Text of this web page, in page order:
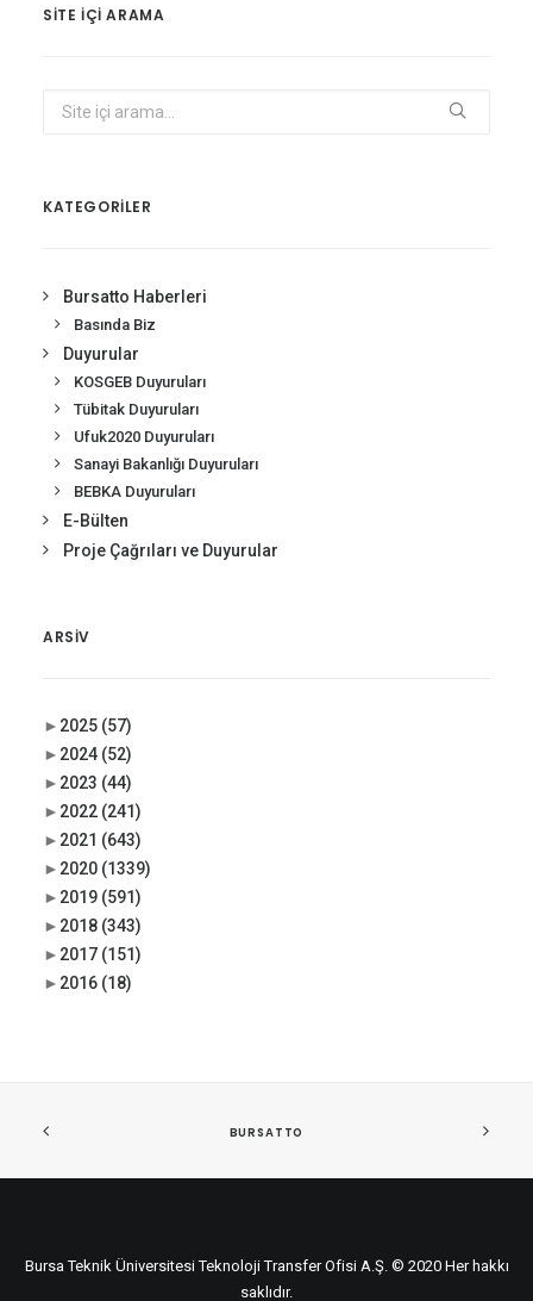
SITE IÇI ARAMA
KATEGORİLER
Bursatto Haberleri
Basında Biz
Duyurular
KOSGEB Duyuruları
Tübitak Duyuruları
Ufuk2020 Duyuruları
Sanayi Bakanlığı Duyuruları
BEBKA Duyuruları
E-Bülten
Proje Çağrıları ve Duyurular
ARSIV
► 2025 (57)
► 2024 (52)
► 2023 (44)
► 2022 (241)
► 2021 (643)
► 2020 (1339)
► 2019 (591)
► 2018 (343)
► 2017 (151)
► 2016 (18)
BURSATTO
Bursa Teknik Üniversitesi Teknoloji Transfer Ofisi A.Ş. © 2020 Her hakkı
saklıdır.